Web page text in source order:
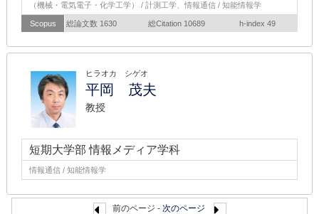
（機械・電気電子・化学工学） / 計測工学、情報通信 / 知能情報学
Scopus 総論文数 1630 総Citation 10689 h-index 49
ヒラオカ シゲオ
平岡 茂夫
教授
短期大学部 情報メディア学科
情報通信 / 知能情報学
前のページ - 次のページ